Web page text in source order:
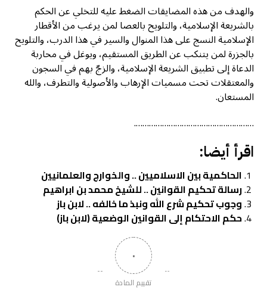
والهدف من هذه المضايقات الضغط عليه للتخلي عن الحكم
بالشريعة الإسلامية، والتلويح بالعصا لمن يرغب من الأقطار
الإسلامية النسج على هذا المنوال والسير في هذا الدرب، والتلويح
بالجزرة لمن يتنكب عن الطريق المستقيم، ويوغل في محاربة
الدعاة إلى تطبيق الشريعة الإسلامية، والزجّ بهم في السجون
والمعتقلات تحت مسميات الإرهاب والأصولية والتطرف، والله
المستعان.
……………………………………………….
اقرأ أيضا:
الحاكمية بين الاسلاميين .. والخوارج والعلمانيين
رسالة تحكيم القوانين .. للشيخ محمد بن ابراهيم
وجوب تحكيم شرع الله ونبذ ما خالفه .. لابن باز
حكم الاحتكام إلى القوانين الوضعية (لابن باز)
٠
تقييم المادة